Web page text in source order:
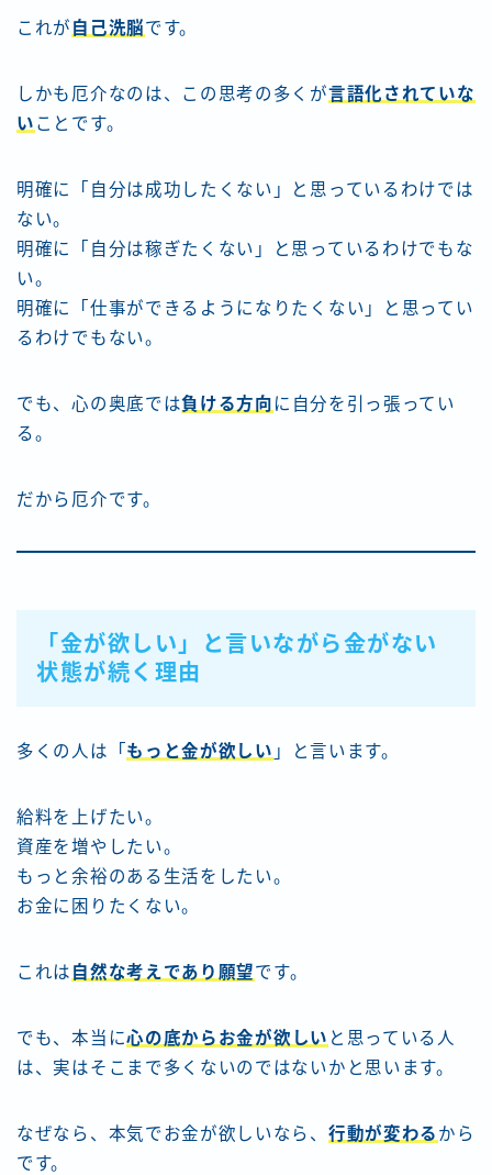
これが 自己洗脳です。
しかも厄介なのは、この思考の多くが言語化されていな
い ことです。
明確に「自分は成功したくない」と思っているわけでは
ない。
明確に「自分は稼ぎたくない」と思っているわけでもな
い。
明確に「仕事ができるようになりたくない」と思ってい
るわけでもない。
でも、心の奥底では負ける方向 に自分を引っ張ってい
る。
だから厄介です。
「金が欲しい」と言いながら金がない
状態が続く理由
多くの人は「 もっと金が欲しい 」と言います。
給料を上げたい。
資産を増やしたい。
もっと余裕のある生活をしたい。
お金に困りたくない。
これは 自然な考えであり願望です。
でも、本当に心の底からお金が欲しい と思っている人
は、実はそこまで多くないのではないかと思います。
なぜなら、本気でお金が欲しいなら、 行動が変わる から
です。